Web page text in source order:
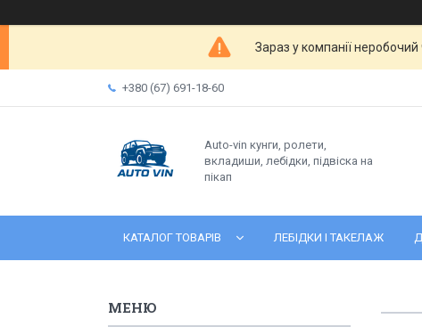
Зараз у компанії
+380 (67) 691-18-60
Auto-vin кунги, ролети,
вкладиши, лебідки, підвіска на
пікап
КАТАЛОГ ТОВАРІВ ЛЕБІДКИ І ТАКЕЛАЖ